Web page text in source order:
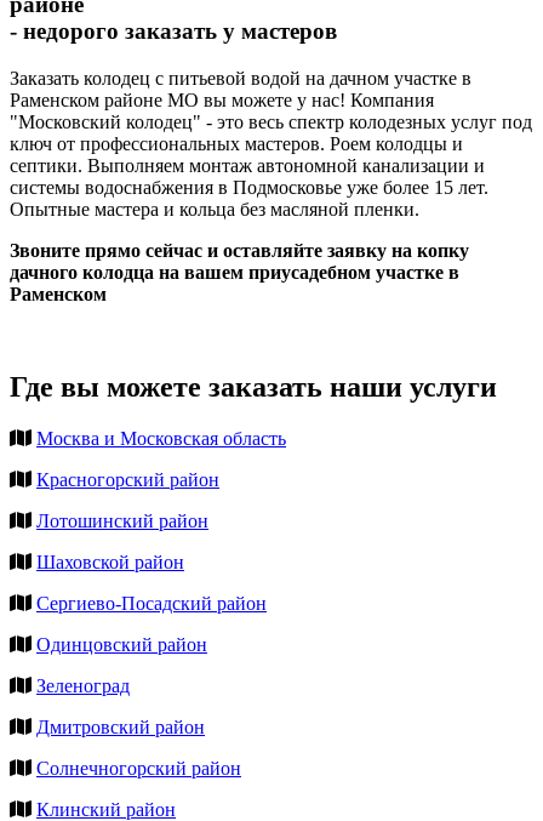
- недорого заказать у мастеров
Заказать колодец с питьевой водой на дачном участке в
Раменском районе МО вы можете у нас! Компания
"Московский колодец" - это весь спектр колодезных услуг под
ключ от профессиональных мастеров. Роем колодцы и
септики. Выполняем монтаж автономной канализации и
системы водоснабжения в Подмосковье уже более 15 лет.
Опытные мастера и кольца без масляной пленки.
Звоните прямо сейчас и оставляйте заявку на копку
дачного колодца на вашем приусадебном участке в
Раменском
Где вы можете заказать наши услуги
Москва и Московская область
Красногорский район
Лотошинский район
Шаховской район
Сергиево-Посадский район
Одинцовский район
Зеленоград
Дмитровский район
Солнечногорский район
Клинский район